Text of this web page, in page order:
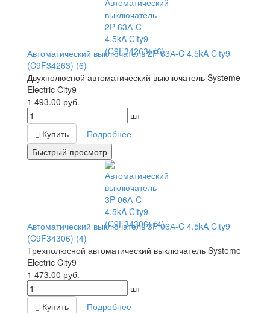
Автоматический выключатель 2P 63А-C 4.5kA City9
(C9F34263) (6)
Двухполюсной автоматический выключатель Systeme
Electric City9
1 493.00 руб.
шт
Купить
Подробнее
Быстрый просмотр
Автоматический выключатель 3P 06А-C 4.5kA City9
(C9F34306) (4)
Трехполюсной автоматический выключатель Systeme
Electric City9
1 473.00 руб.
шт
Купить
Подробнее